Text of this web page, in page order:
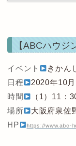
【ABCハウジ
イベント
きかん
日程
2020年10月
時間
（1）11：
場所
大阪府泉佐
HP
https://www.abc-